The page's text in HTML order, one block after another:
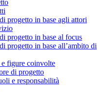
progetto in base agli attori
progetto in base al focus
progetto in base all’ambito di
figure coinvolte
di progetto
e responsabilità